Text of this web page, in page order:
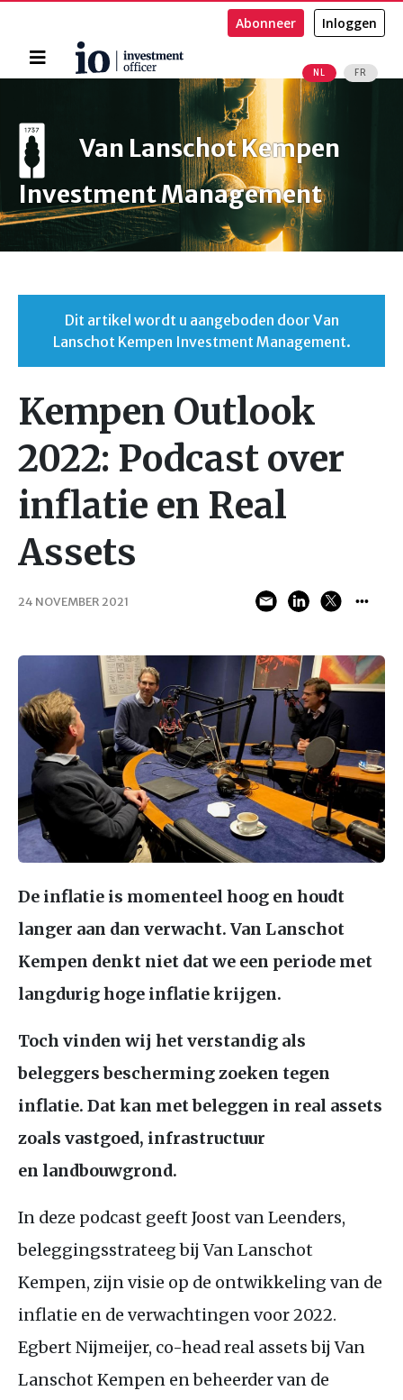
Home
NL FR
Abonneer Inloggen
Van Lanschot Kempen
Investment Management
Dit artikel wordt u aangeboden door Van
Lanschot Kempen Investment Management.
Kempen Outlook
2022: Podcast over
inflatie en Real
Assets
24 NOVEMBER 2021
De inflatie is momenteel hoog en houdt
langer aan dan verwacht. Van Lanschot
Kempen denkt niet dat we een periode met
langdurig hoge inflatie krijgen.
Toch vinden wij het verstandig als
beleggers bescherming zoeken tegen
inflatie. Dat kan met beleggen in real assets
zoals vastgoed, infrastructuur
en landbouwgrond.
In deze podcast geeft Joost van Leenders,
beleggingsstrateeg bij Van Lanschot
Kempen, zijn visie op de ontwikkeling van de
inflatie en de verwachtingen voor 2022.
Egbert Nijmeijer, co-head real assets bij Van
Lanschot Kempen en beheerder van de